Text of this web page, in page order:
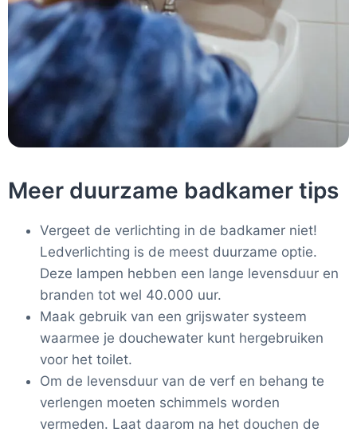
Meer duurzame badkamer tips
Vergeet de verlichting in de badkamer niet!
Ledverlichting is de meest duurzame optie.
Deze lampen hebben een lange levensduur en
branden tot wel 40.000 uur.
Maak gebruik van een grijswater systeem
waarmee je douchewater kunt hergebruiken
voor het toilet.
Om de levensduur van de verf en behang te
verlengen moeten schimmels worden
vermeden. Laat daarom na het douchen de